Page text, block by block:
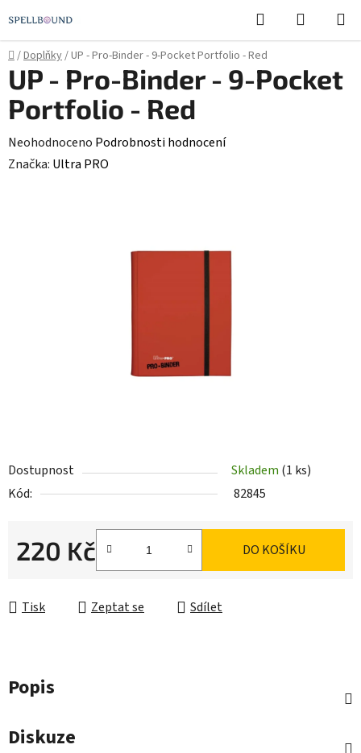
na
obsah
Hledat
KOŠÍK
Domů
/Doplňky/UP - Pro-Binder - 9-Pocket Portfolio - Red
Dostupnost Skladem (1 ks)
Kód:
82845
220 Kč DO KOŠÍKU
Tisk Zeptat se Sdílet
UP - Pro-Binder - 9-Pocket
Portfolio - Red
Průměrné
hodnocení
Neohodnoceno Podrobnosti hodnocení
Značka: Ultra PRO
Popis
Diskuze